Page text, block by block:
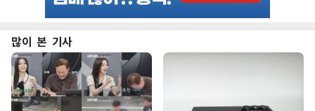
많이 본 기사